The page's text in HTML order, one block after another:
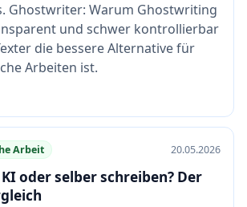
Ghostwriter: Warum Ghostwriting
und schwer kontrollierbar
die bessere Alternative für
Arbeiten ist.
Arbeit 20.05.2026
oder selber schreiben? Der